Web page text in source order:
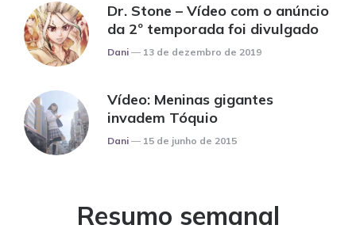
Dr. Stone – Vídeo com o anúncio
da 2º temporada foi divulgado
Posted
Dani 13 de dezembro de 2019
Vídeo: Meninas gigantes
invadem Tóquio
Posted
Dani 15 de junho de 2015
Resumo semanal